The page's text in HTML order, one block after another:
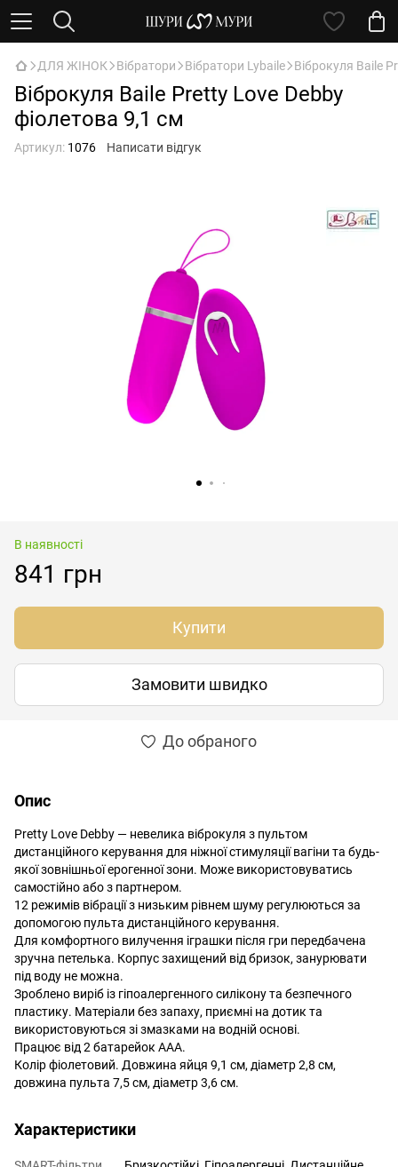
ДЛЯ ЖІНОК Вібратори Вібратори Lybaile Віброкуля Baile
Віброкуля Baile Pretty Love Debby
фіолетова 9,1 см
Артикул: 1076 Написати відгук
В наявності
841 грн
Купити
Замовити швидко
До обраного
Опис
Pretty Love Debby — невелика віброкуля з пультом
дистанційного керування для ніжної стимуляції вагіни та будь-
якої зовнішньої ерогенної зони. Може використовуватись
самостійно або з партнером.
12 режимів вібрації з низьким рівнем шуму регулюються за
допомогою пульта дистанційного керування.
Для комфортного вилучення іграшки після гри передбачена
зручна петелька. Корпус захищений від бризок, занурювати
під воду не можна.
Зроблено виріб із гіпоалергенного силікону та безпечного
пластику. Матеріали без запаху, приємні на дотик та
використовуються зі змазками на водній основі.
Працює від 2 батарейок ААА.
Колір фіолетовий. Довжина яйця 9,1 см, діаметр 2,8 см,
довжина пульта 7,5 см, діаметр 3,6 см.
Характеристики